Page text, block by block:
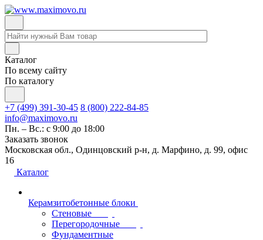
Каталог
По всему сайту
По каталогу
+7 (499) 391-30-45 8 (800) 222-84-85
info@maximovo.ru
Пн. – Вс.: с 9:00 до 18:00
Заказать звонок
Московская обл., Одинцовский р-н, д. Марфино, д. 99, офис
16
Каталог
Керамзитобетонные блоки
Стеновые
Перегородочные
Фундаментные